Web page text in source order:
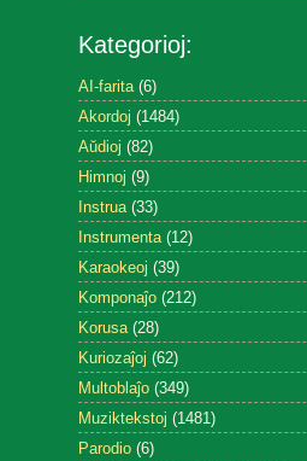
Kategorioj:
AI-farita (6)
Akordoj (1484)
Aŭdioj (82)
Himnoj (9)
Instrua (33)
Instrumenta (12)
Karaokeoj (39)
Komponaĵo (212)
Korusa (28)
Kuriozaĵoj (62)
Multoblaĵo (349)
Muziktekstoj (1481)
Parodio (6)